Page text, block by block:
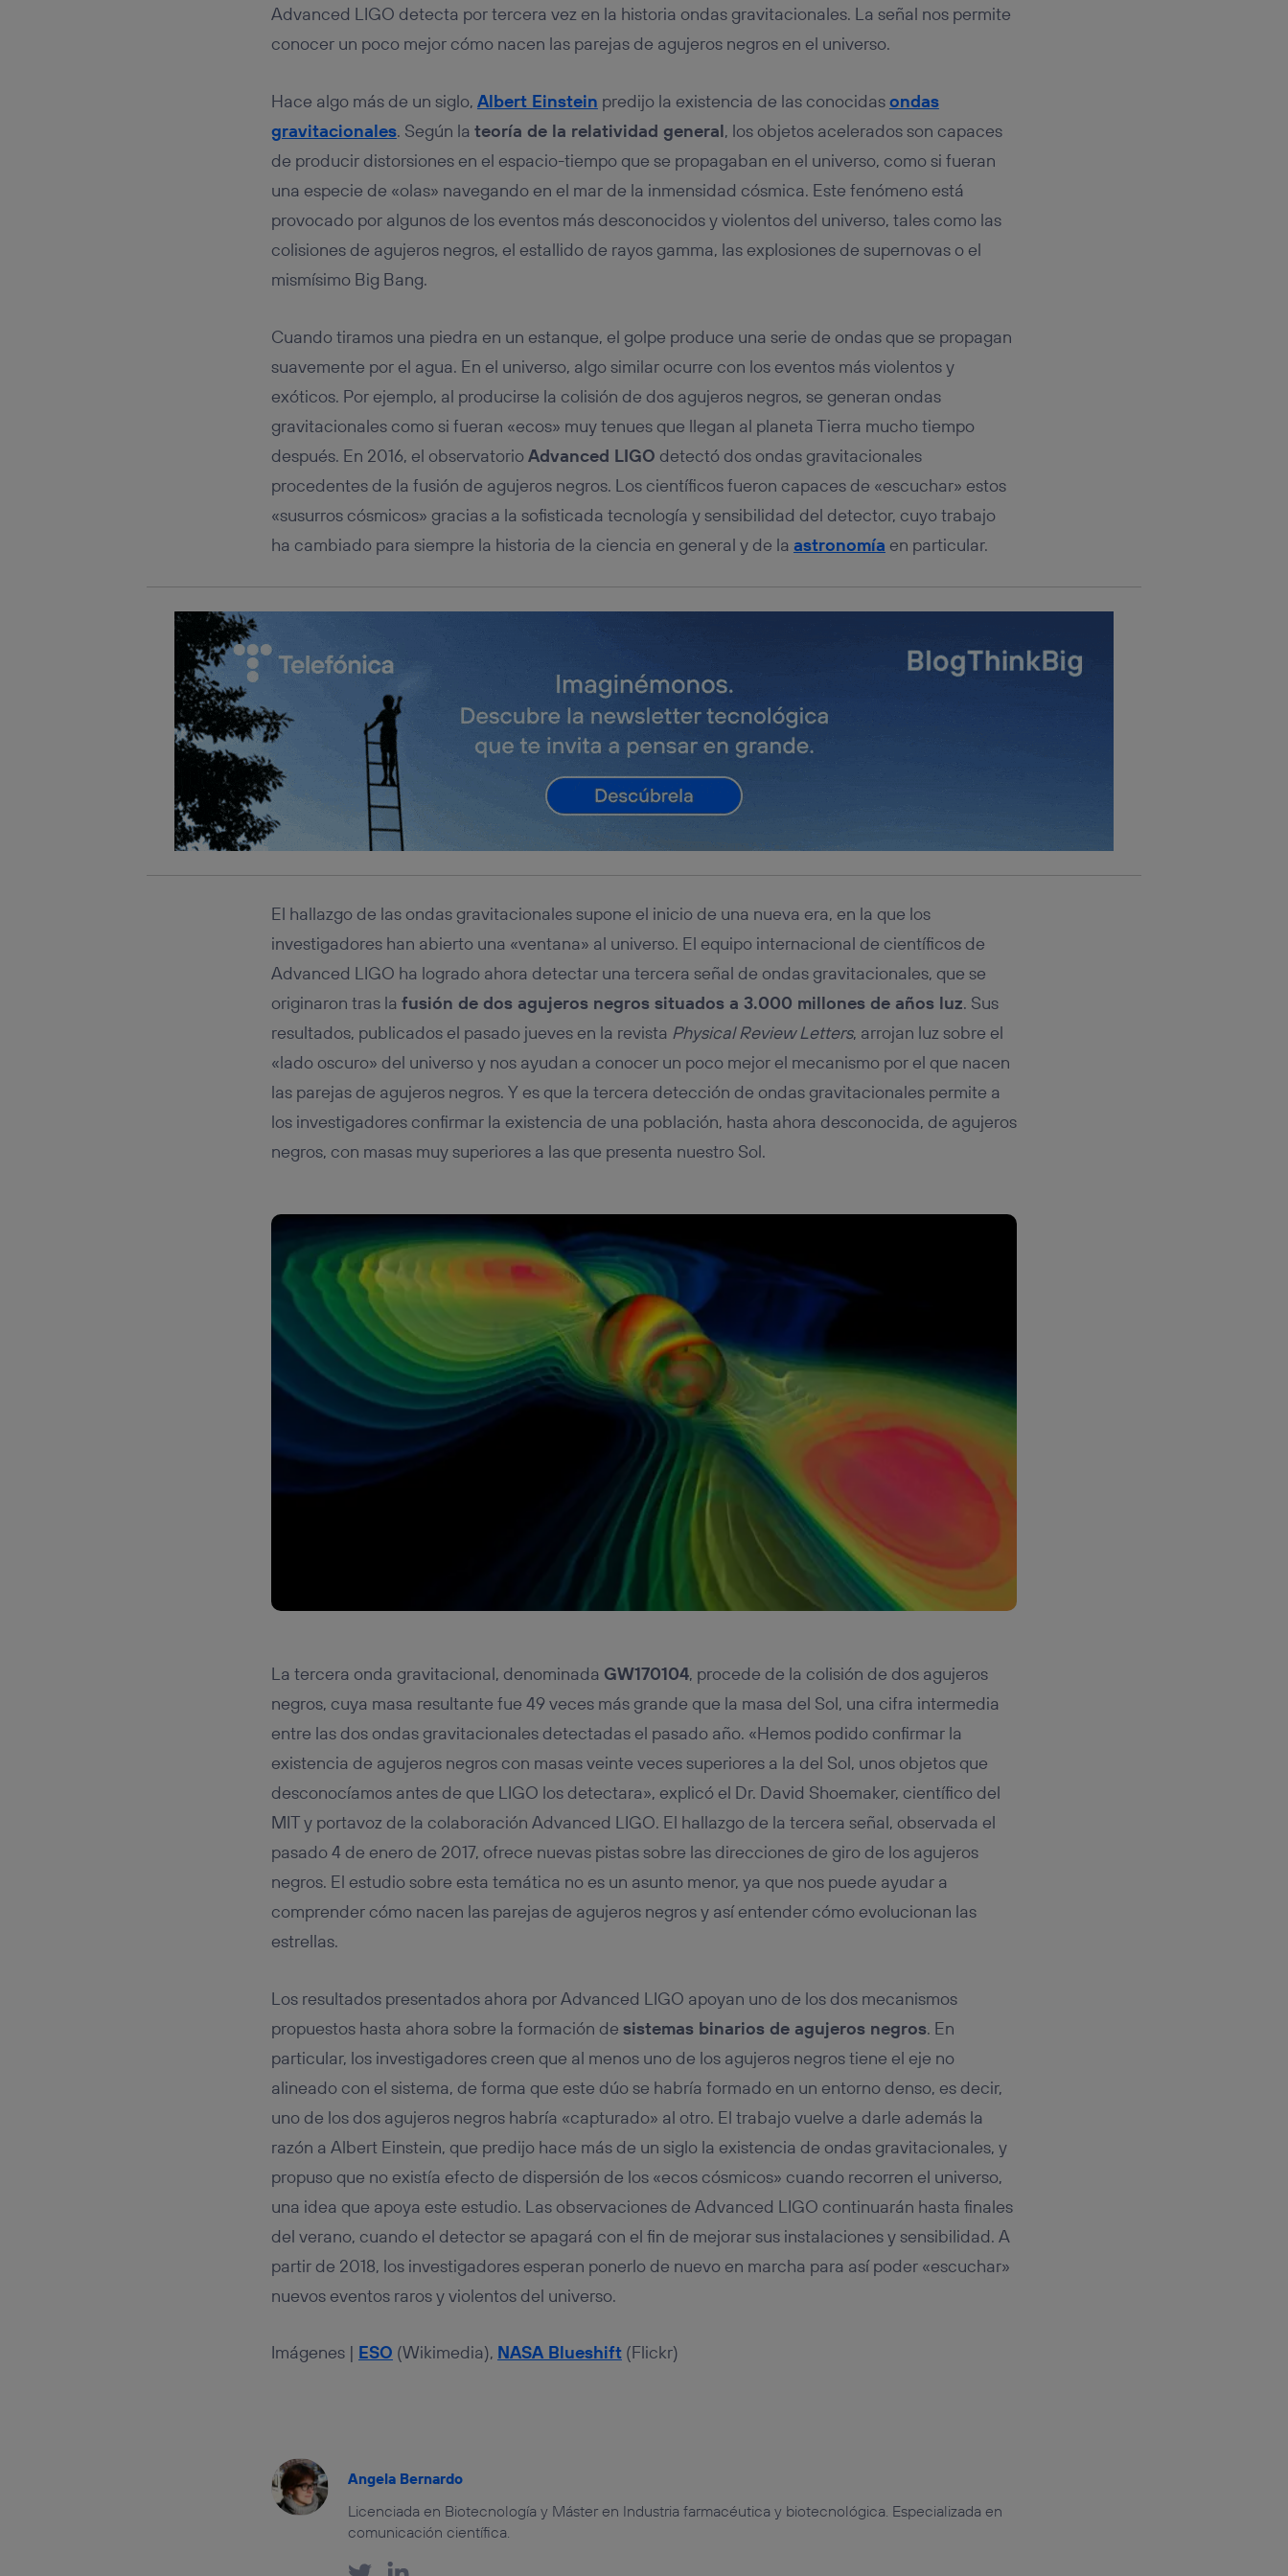
Advanced LIGO detecta por tercera vez en la historia ondas gravitacionales. La señal nos permite
conocer un poco mejor cómo nacen las parejas de agujeros negros en el universo.
Hace algo más de un siglo, Albert Einstein predijo la existencia de las conocidasondas
gravitacionales. Según la teoría de la relatividad general, los objetos acelerados son capaces
de producir distorsiones en el espacio-tiempo que se propagaban en el universo, como si fueran
una especie de «olas» navegando en el mar de la inmensidad cósmica. Este fenómeno está
provocado por algunos de los eventos más desconocidos y violentos del universo, tales como las
colisiones de agujeros negros, el estallido de rayos gamma, las explosiones de supernovas o el
mismísimo Big Bang.
Cuando tiramos una piedra en un estanque, el golpe produce una serie de ondas que se propagan
suavemente por el agua. En el universo, algo similar ocurre con los eventos más violentos y
exóticos. Por ejemplo, al producirse la colisión de dos agujeros negros, se generan ondas
gravitacionales como si fueran «ecos» muy tenues que llegan al planeta Tierra mucho tiempo
después. En 2016, el observatorioAdvanced LIGO detectó dos ondas gravitacionales
procedentes de la fusión de agujeros negros. Los científicos fueron capaces de «escuchar» estos
«susurros cósmicos» gracias a la sofisticada tecnología y sensibilidad del detector, cuyo trabajo
ha cambiado para siempre la historia de la ciencia en general y de la astronomía en particular.
El hallazgo de las ondas gravitacionales supone el inicio de una nueva era, en la que los
investigadores han abierto una «ventana» al universo. El equipo internacional de científicos de
Advanced LIGO ha logrado ahora detectar una tercera señal de ondas gravitacionales, que se
originaron tras la fusión de dos agujeros negros situados a 3.000 millones de años luz. Sus
resultados, publicados el pasado jueves en la revista Physical Review Letters, arrojan luz sobre el
«lado oscuro» del universo y nos ayudan a conocer un poco mejor el mecanismo por el que nacen
las parejas de agujeros negros. Y es que la tercera detección de ondas gravitacionales permite a
los investigadores confirmar la existencia de una población, hasta ahora desconocida, de agujeros
negros, con masas muy superiores a las que presenta nuestro Sol.
La tercera onda gravitacional, denominada GW170104, procede de la colisión de dos agujeros
negros, cuya masa resultante fue 49 veces más grande que la masa del Sol, una cifra intermedia
entre las dos ondas gravitacionales detectadas el pasado año. «Hemos podido confirmar la
existencia de agujeros negros con masas veinte veces superiores a la del Sol, unos objetos que
desconocíamos antes de que LIGO los detectara», explicó el Dr. David Shoemaker, científico del
MIT y portavoz de la colaboración Advanced LIGO. El hallazgo de la tercera señal, observada el
pasado 4 de enero de 2017, ofrece nuevas pistas sobre las direcciones de giro de los agujeros
negros. El estudio sobre esta temática no es un asunto menor, ya que nos puede ayudar a
comprender cómo nacen las parejas de agujeros negros y así entender cómo evolucionan las
estrellas.
Los resultados presentados ahora por Advanced LIGO apoyan uno de los dos mecanismos
propuestos hasta ahora sobre la formación de sistemas binarios de agujeros negros. En
particular, los investigadores creen que al menos uno de los agujeros negros tiene el eje no
alineado con el sistema, de forma que este dúo se habría formado en un entorno denso, es decir,
uno de los dos agujeros negros habría «capturado» al otro. El trabajo vuelve a darle además la
razón a Albert Einstein, que predijo hace más de un siglo la existencia de ondas gravitacionales, y
propuso que no existía efecto de dispersión de los «ecos cósmicos» cuando recorren el universo,
una idea que apoya este estudio. Las observaciones de Advanced LIGO continuarán hasta finales
del verano, cuando el detector se apagará con el fin de mejorar sus instalaciones y sensibilidad. A
partir de 2018, los investigadores esperan ponerlo de nuevo en marcha para así poder «escuchar»
nuevos eventos raros y violentos del universo.
Imágenes | ESO (Wikimedia), NASA Blueshift(Flickr)
Angela Bernardo
Licenciada en Biotecnología y Máster en Industria farmacéutica y biotecnológica. Especializada en
comunicación científica.
conecte su dispositivo y consienta el uso de la tecnología recibirá el mismo identificador.
Típicamente:
hayan dado su consentimiento.
Si utilizasdatos móviles, el marketing será más personalizado, ya que se basará
únicamente en la navegación del usuario del móvil.
Puedes gestionar los consentimientos Utiq seleccionando “Administrar Utiq” en la parte
inferior de esta página web o visitando el portal de privacidad de Utiq (“consenthub”) .